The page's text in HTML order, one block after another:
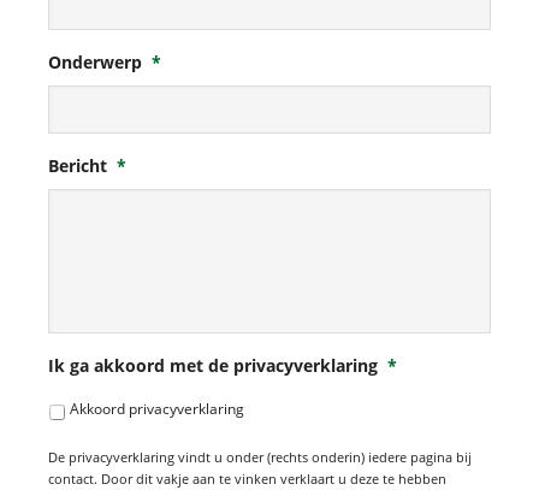
Onderwerp *
Bericht *
Ik ga akkoord met de privacyverklaring *
Akkoord privacyverklaring
De privacyverklaring vindt u onder (rechts onderin) iedere pagina bij
contact. Door dit vakje aan te vinken verklaart u deze te hebben